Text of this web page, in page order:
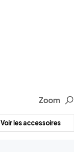
Zoom
Voir les accessoires